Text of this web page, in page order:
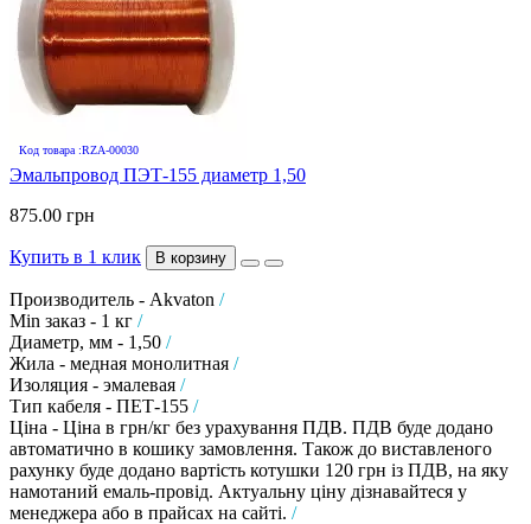
Код товара :RZA-00030
Эмальпровод ПЭТ-155 диаметр 1,50
875.00 грн
Купить в 1 клик В корзину
Производитель - Akvaton /
Min заказ - 1 кг /
Диаметр, мм - 1,50 /
Жила - медная монолитная /
Изоляция - эмалевая /
Тип кабеля - ПЕТ-155 /
Ціна - Ціна в грн/кг без урахування ПДВ. ПДВ буде додано
автоматично в кошику замовлення. Також до виставленого
рахунку буде додано вартість котушки 120 грн із ПДВ, на яку
намотаний емаль-провід. Актуальну ціну дізнавайтеся у
менеджера або в прайсах на сайті. /